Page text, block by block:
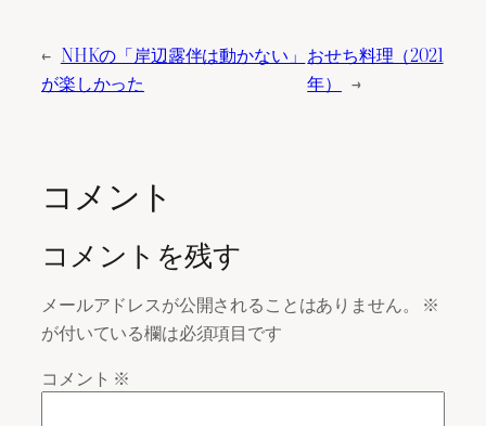
← NHKの「岸辺露伴は動かない」
が楽しかった
おせち料理（2021
年）
→
コメント
コメントを残す
メールアドレスが公開されることはありません。
※
が付いている欄は必須項目です
コメント ※